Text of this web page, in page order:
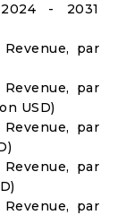
- 2031
par
par
USD)
par
par
par